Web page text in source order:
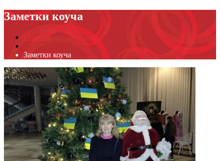
Заметки коуча
Главная
Заметки коуча